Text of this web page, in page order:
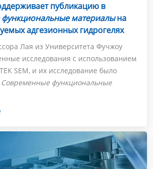
публикацию в
материалына
адгезионных гидрогелях
Лая из Университета Фучжоу
исследования с использованием
SEM, и их исследование было
Современные функциональные